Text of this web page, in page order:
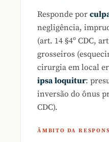
Responde por
negligência,
(art. 14 §4º CDC,
grosseiros
cirurgia em local
ipsa loquitur:
inversão do ônus
CDC).
ÂMBITO DA